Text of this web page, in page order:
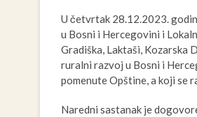
U četvrtak 28.12.2023.
u Bosni i Hercegovini i
Gradiška, Laktaši, Kozarska
ruralni razvoj u Bosni i
pomenute Opštine, a koji se
Naredni sastanak je